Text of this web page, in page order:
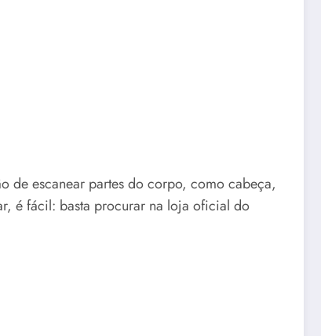
de escanear partes do corpo, como cabeça,
é fácil: basta procurar na loja oficial do